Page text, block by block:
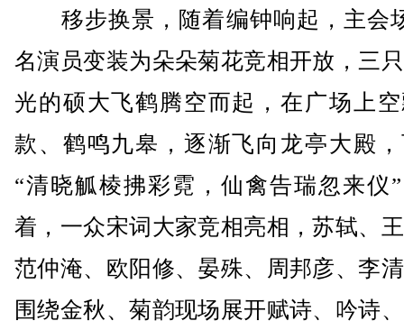
移步换景，随着编钟响起，主会
名演员变装为朵朵菊花竞相开放，三
光的硕大飞鹤腾空而起，在广场上
款、鹤鸣九皋，逐渐飞向龙亭大殿
“清晓觚棱拂彩霓，仙禽告瑞忽来仪
着，一众宋词大家竞相亮相，苏轼、
范仲淹、欧阳修、晏殊、周邦彦、李
围绕金秋、菊韵现场展开赋诗、吟诗